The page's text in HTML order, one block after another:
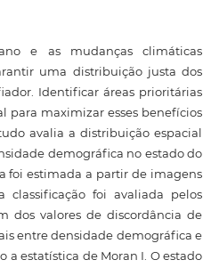
e as mudanças climáticas
uma distribuição justa dos
Identificar áreas prioritárias
para maximizar esses benefícios
avalia a distribuição espacial
demográfica no estado do
foi estimada a partir de imagens
classificação foi avaliada pelos
dos valores de discordância de
entre densidade demográfica e
estatística de Moran I. O estado